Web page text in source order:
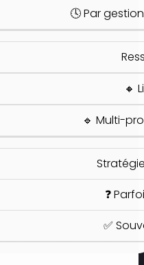
🕓 Par
🔸
🔹 Multi-
❓
✅